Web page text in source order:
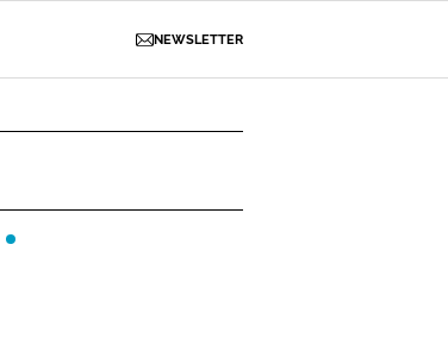
NEWSLETTER